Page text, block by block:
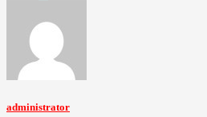
administrator